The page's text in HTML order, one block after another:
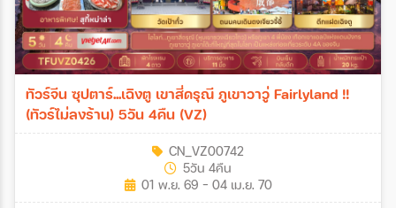
ทัวร์จีน ซุปตาร์...เฉิงตู เขาสี่ดรุณี ภูเขาวาวู่ Fairlyland !!
(ทัวร์ไม่ลงร้าน) 5วัน 4คืน (VZ)
CN_VZ00742
5วัน 4คืน
01 พ.ย. 69 - 04 เม.ย. 70